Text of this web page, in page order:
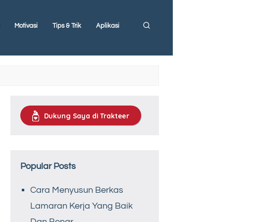
Motivasi Tips & Trik Aplikasi
Dukung Saya di Trakteer
Popular Posts
Cara Menyusun Berkas
Lamaran Kerja Yang Baik